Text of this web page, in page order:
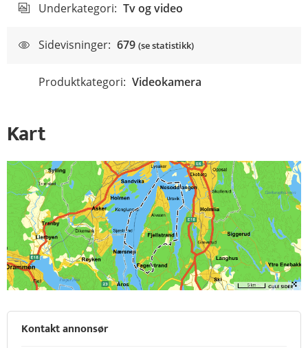
Underkategori: Tv og video
Sidevisninger: 679 (se statistikk)
Produktkategori: Videokamera
Kart
Kontakt annonsør